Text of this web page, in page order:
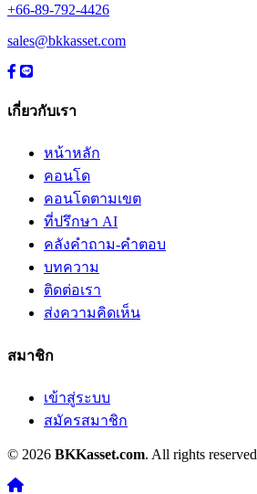
+66-89-792-4426
sales@bkkasset.com
เกี่ยวกับเรา
หน้าหลัก
คอนโด
คอนโดตามเขต
ที่ปรึกษา AI
คลังคำถาม-คำตอบ
บทความ
ติดต่อเรา
ส่งความคิดเห็น
สมาชิก
เข้าสู่ระบบ
สมัครสมาชิก
© 2026 BKKasset.com. All rights reserved